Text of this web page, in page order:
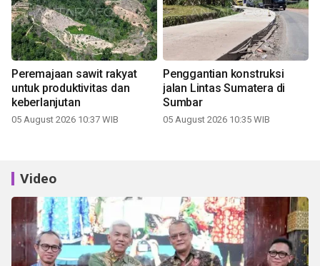
Peremajaan sawit rakyat
untuk produktivitas dan
keberlanjutan
05 August 2026 10:37 WIB
Penggantian konstruksi
jalan Lintas Sumatera di
Sumbar
05 August 2026 10:35 WIB
Video